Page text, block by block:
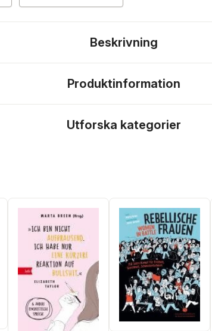
Beskrivning
Produktinformation
Utforska kategorier